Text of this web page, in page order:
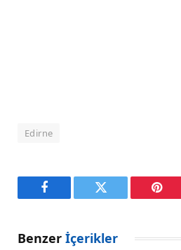
Edirne
Facebook Twitter
Benzer İçerikler